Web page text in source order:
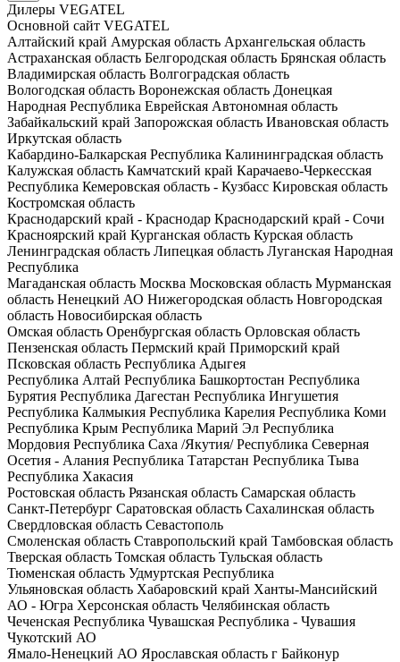
Дилеры VEGATEL
Основной сайт VEGATEL
Алтайский край Амурская область Архангельская область
Астраханская область Белгородская область Брянская область
Владимирская область Волгоградская область
Вологодская область Воронежская область Донецкая
Народная Республика Еврейская Автономная область
Забайкальский край Запорожская область Ивановская область
Иркутская область
Кабардино-Балкарская Республика Калининградская область
Калужская область Камчатский край Карачаево-Черкесская
Республика Кемеровская область - Кузбасс Кировская область
Костромская область
Краснодарский край - Краснодар Краснодарский край - Сочи
Красноярский край Курганская область Курская область
Ленинградская область Липецкая область Луганская Народная
Республика
Магаданская область Москва Московская область Мурманская
область Ненецкий АО Нижегородская область Новгородская
область Новосибирская область
Омская область Оренбургская область Орловская область
Пензенская область Пермский край Приморский край
Псковская область Республика Адыгея
Республика Алтай Республика Башкортостан Республика
Бурятия Республика Дагестан Республика Ингушетия
Республика Калмыкия Республика Карелия Республика Коми
Республика Крым Республика Марий Эл Республика
Мордовия Республика Саха /Якутия/Республика Северная
Осетия - Алания Республика Татарстан Республика Тыва
Республика Хакасия
Ростовская область Рязанская область Самарская область
Санкт-Петербург Саратовская область Сахалинская область
Свердловская область Севастополь
Смоленская область Ставропольский край Тамбовская область
Тверская область Томская область Тульская область
Тюменская область Удмуртская Республика
Ульяновская область Хабаровский край Ханты-Мансийский
АО - Югра Херсонская область Челябинская область
Чеченская Республика Чувашская Республика - Чувашия
Чукотский АО
Ямало-Ненецкий АО Ярославская область г Байконур